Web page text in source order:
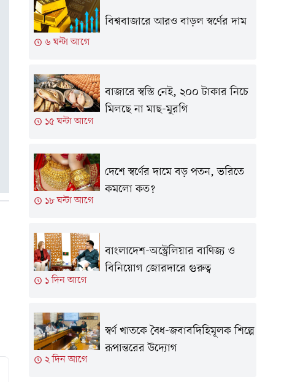
৬ ঘন্টা আগে
বিশ্ববাজারে আরও বাড়ল স্বর্ণের দাম
১৫ ঘন্টা আগে
বাজারে স্বস্তি নেই, ২০০ টাকার নিচে
মিলছে না মাছ-মুরগি
১৮ ঘন্টা আগে
দেশে স্বর্ণের দামে বড় পতন, ভরিতে
কমলো কত?
১ দিন আগে
বাংলাদেশ-অস্ট্রেলিয়ার বাণিজ্য ও
বিনিয়োগ জোরদারে গুরুত্ব
২ দিন আগে
স্বর্ণ খাতকে বৈধ-জবাবদিহিমূলক শিল্পে
রূপান্তরের উদ্যোগ